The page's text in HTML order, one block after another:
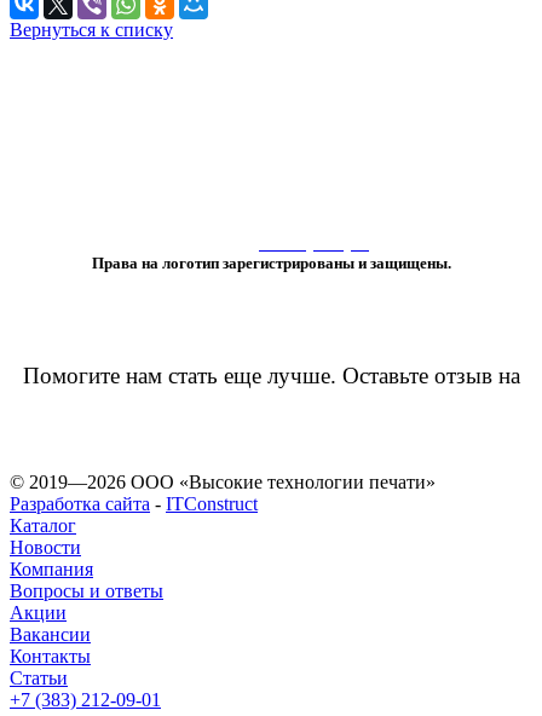
Вернуться к списку
Права на логотип зарегистрированы и защищены.
Помогите нам стать еще лучше. Оставьте отзыв на
© 2019—2026 ООО «Высокие технологии печати»
Разработка сайта - ITConstruct
Каталог
Новости
Компания
Вопросы и ответы
Акции
Вакансии
Контакты
Статьи
+7 (383) 212-09-01